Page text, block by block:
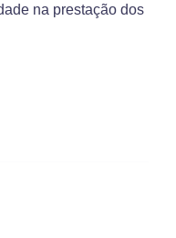
na prestação dos